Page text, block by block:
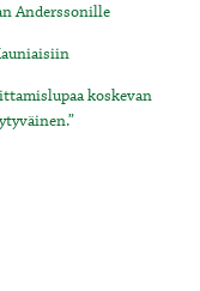
Anderssonille
koskevan